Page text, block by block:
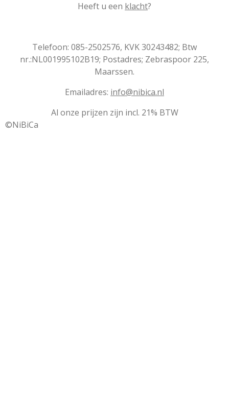
Heeft u een klacht?
Telefoon: 085-2502576, KVK 30243482; Btw
nr.:NL001995102B19; Postadres; Zebraspoor 225,
Maarssen.
Emailadres: info@nibica.nl
Al onze prijzen zijn incl. 21% BTW
©NiBiCa